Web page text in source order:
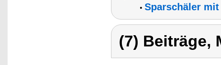
• Sparschäler
(7) Beiträge,